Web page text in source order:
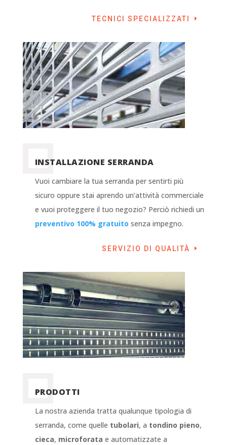
TECNICI SPECIALIZZATI
INSTALLAZIONE SERRANDA
Vuoi cambiare la tua serranda per sentirti più
sicuro oppure stai aprendo un’attività commerciale
e vuoi proteggere il tuo negozio? Perciò richiedi un
preventivo 100% gratuito senza impegno.
SERVIZIO DI QUALITÀ
PRODOTTI
La nostra azienda tratta qualunque tipologia di
serranda, come quelle tubolari, a tondino pieno,
cieca, microforata e automatizzate a